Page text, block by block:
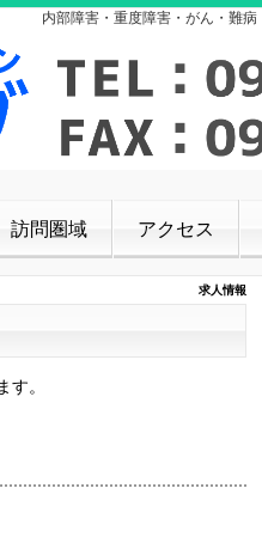
内部障害・重度障害・がん・難
訪問圏域 アクセス
求人情報
。